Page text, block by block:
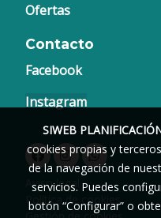
Ofertas
Contacto
Facebook
Instagram
Aviso legal
Política de cookies
SIWEB
cookies propias y
de la navegación de
servicios. Puedes
botón “Configurar” o